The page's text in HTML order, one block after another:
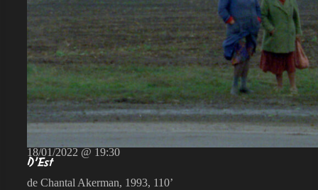
18/01/2022 @ 19:30
D’Est
de Chantal Akerman, 1993, 110’